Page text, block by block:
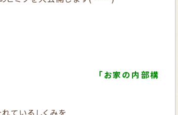
「お家の内部構
ているしくみを